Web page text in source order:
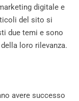
digitale e
del sito si
due temi e sono
loro rilevanza.
avere successo